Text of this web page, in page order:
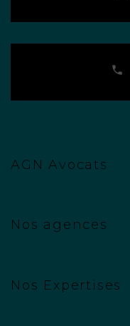
AGN Avocats
Nos agences
Nos Expertises